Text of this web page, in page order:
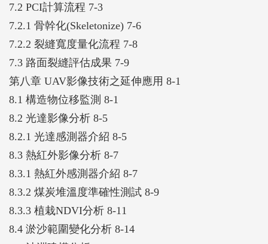
7.2 PCI計算流程 7-3
7.2.1 骨幹化(Skeletonize) 7-6
7.2.2 裂縫寬度量化流程 7-8
7.3 路面裂縫評估成果 7-9
第八章 UAV影像技術之延伸應用 8-1
8.1 構造物位移監測 8-1
8.2 光達影像分析 8-5
8.2.1 光達感測器介紹 8-5
8.3 熱紅外影像分析 8-7
8.3.1 熱紅外感測器介紹 8-7
8.3.2 煤炭堆溫度準確性測試 8-9
8.3.3 植栽NDVI分析 8-11
8.4 淤沙範圍變化分析 8-14